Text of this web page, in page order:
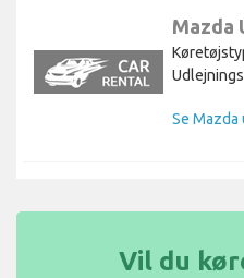
Mazda
Se
Vil du